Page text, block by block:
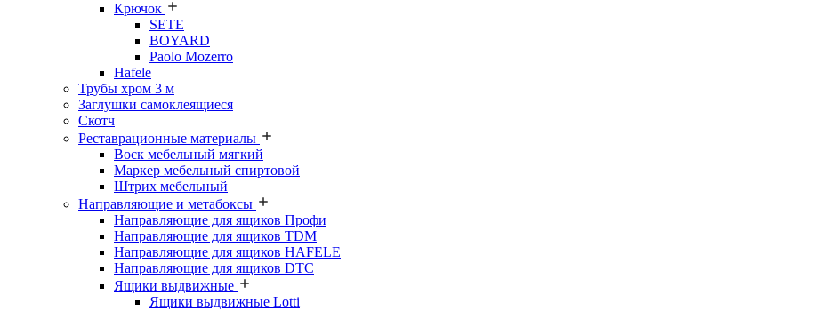
Крючок
SETE
BOYARD
Paolo Mozerro
Hafele
Трубы хром 3 м
Заглушки самоклеящиеся
Скотч
Реставрационные материалы
Воск мебельный мягкий
Маркер мебельный спиртовой
Штрих мебельный
Направляющие и метабоксы
Направляющие для ящиков Профи
Направляющие для ящиков TDM
Направляющие для ящиков HAFELE
Направляющие для ящиков DTC
Ящики выдвижные
Ящики выдвижные Lotti